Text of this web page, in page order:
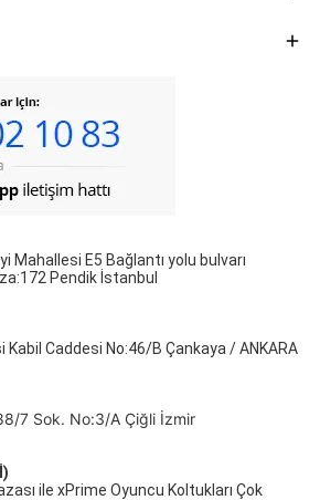
Mahallesi E5 Bağlantı yolu bulvarı
Pendik İstanbul
Kabil Caddesi No:46/B Çankaya / ANKARA
7 Sok. No:3/A Çiğli İzmir
ile xPrime Oyuncu Koltukları Çok